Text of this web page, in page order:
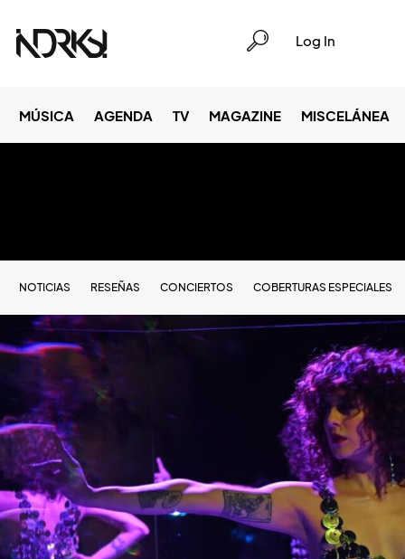
Log In
MÚSICA AGENDA TV MAGAZINE MISCELÁNEA
NOTICIAS RESEÑAS CONCIERTOS COBERTURAS ESPECIALES